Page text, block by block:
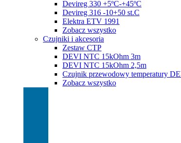
Devireg 330 +5ºC-+45ºC
Devireg 316 -10+50 st.C
Elektra ETV 1991
Zobacz wszystko
Czujniki i akcesoria
Zestaw CTP
DEVI NTC 15kOhm 3m
DEVI NTC 15kOhm 2,5m
Czujnik przewodowy temperatury
Zobacz wszystko